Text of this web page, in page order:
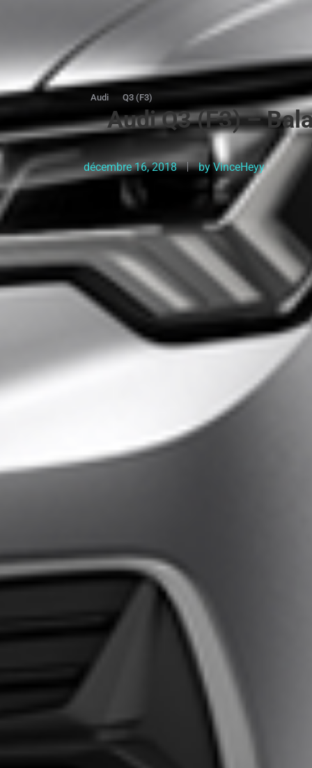
Audi Q3 (F3)
Audi Q3 (F3) –
décembre 16, 2018 byVinceHeyy